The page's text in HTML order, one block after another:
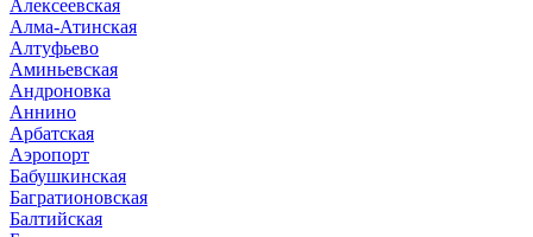
Алексеевская
Алма-Атинская
Алтуфьево
Аминьевская
Андроновка
Аннино
Арбатская
Аэропорт
Бабушкинская
Багратионовская
Балтийская